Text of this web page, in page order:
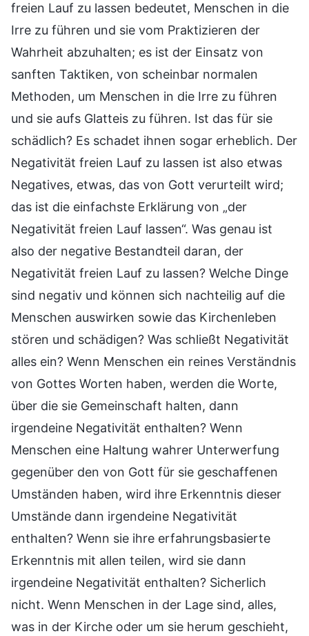
freien Lauf zu lassen bedeutet, Menschen in die
Irre zu führen und sie vom Praktizieren der
Wahrheit abzuhalten; es ist der Einsatz von
sanften Taktiken, von scheinbar normalen
Methoden, um Menschen in die Irre zu führen
und sie aufs Glatteis zu führen. Ist das für sie
schädlich? Es schadet ihnen sogar erheblich. Der
Negativität freien Lauf zu lassen ist also etwas
Negatives, etwas, das von Gott verurteilt wird;
das ist die einfachste Erklärung von „der
Negativität freien Lauf lassen“. Was genau ist
also der negative Bestandteil daran, der
Negativität freien Lauf zu lassen? Welche Dinge
sind negativ und können sich nachteilig auf die
Menschen auswirken sowie das Kirchenleben
stören und schädigen? Was schließt Negativität
alles ein? Wenn Menschen ein reines Verständnis
von Gottes Worten haben, werden die Worte,
über die sie Gemeinschaft halten, dann
irgendeine Negativität enthalten? Wenn
Menschen eine Haltung wahrer Unterwerfung
gegenüber den von Gott für sie geschaffenen
Umständen haben, wird ihre Erkenntnis dieser
Umstände dann irgendeine Negativität
enthalten? Wenn sie ihre erfahrungsbasierte
Erkenntnis mit allen teilen, wird sie dann
irgendeine Negativität enthalten? Sicherlich
nicht. Wenn Menschen in der Lage sind, alles,
was in der Kirche oder um sie herum geschieht,